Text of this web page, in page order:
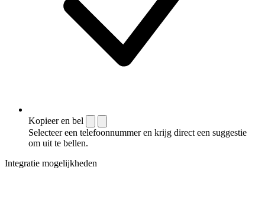
Kopieer en bel
Selecteer een telefoonnummer en krijg direct een suggestie
om uit te bellen.
Integratie mogelijkheden